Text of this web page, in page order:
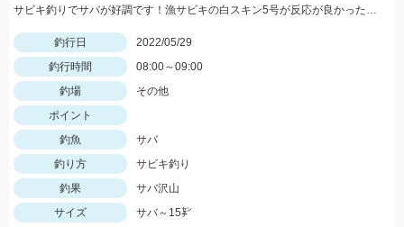
サビキ釣りでサバが好調です！漁サビキの白スキン5号が反応が良かったそうです♪
釣行日
2022/05/29
釣行時間
08:00～09:00
釣場
その他
ポイント
釣魚
サバ
釣り方
サビキ釣り
釣果
サバ沢山
サイズ
サバ～15㌢